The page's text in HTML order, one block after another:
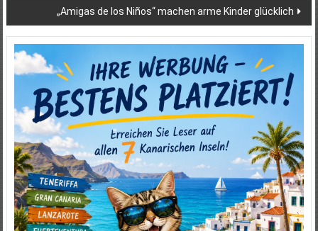
„Amigas de los Niños“ machen arme Kinder glücklich